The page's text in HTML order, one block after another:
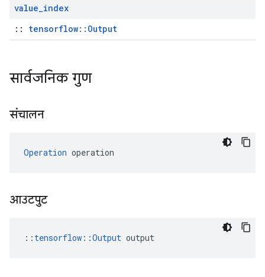
value_index
:: tensorflow::Output
सार्वजनिक गुण
संचालन
Operation operation
आउटपुट
:: tensorflow::Output output